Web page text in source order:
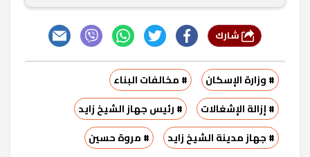
# وزارة الإسكان
# مخالفات البناء
# إزالة الإشغالات
# رئيس جهاز الشيخ زايد
# جهاز مدينة الشيخ زايد
# مروة حسين